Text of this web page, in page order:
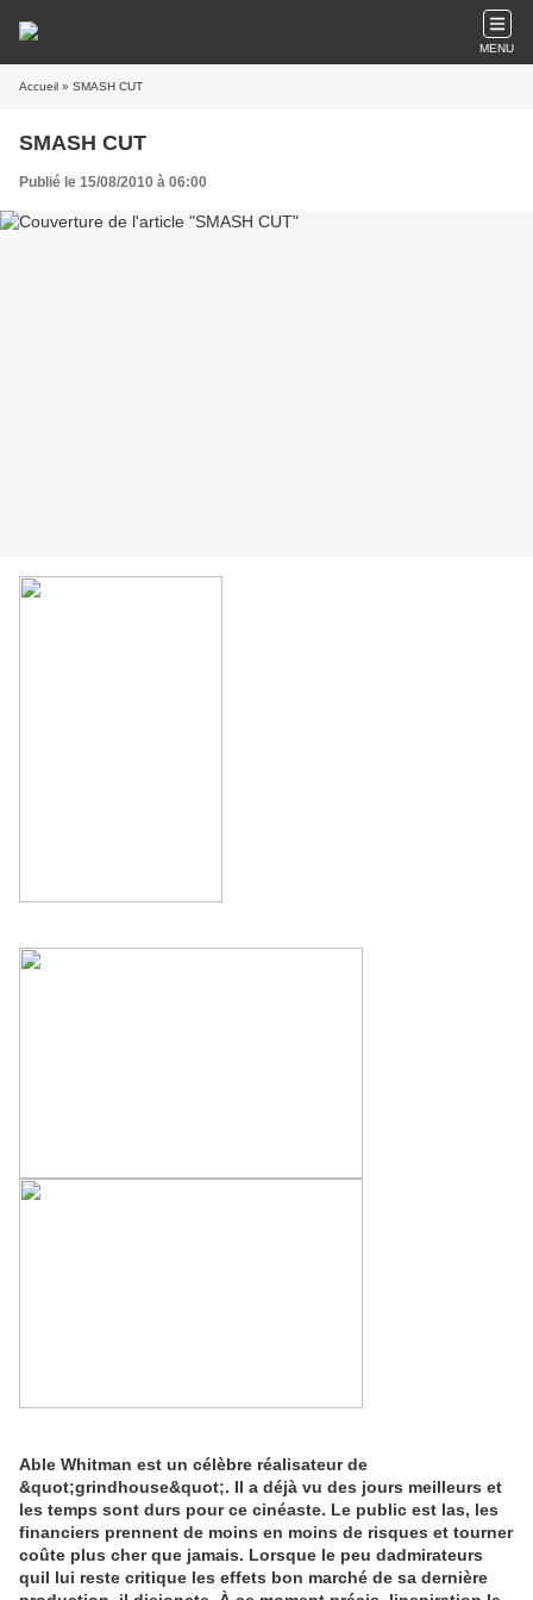
MENU
Accueil » SMASH CUT
SMASH CUT
Publié le 15/08/2010 à 06:00
Able Whitman est un célèbre réalisateur de
&quot;grindhouse&quot;. Il a déjà vu des jours meilleurs et
les temps sont durs pour ce cinéaste. Le public est las, les
financiers prennent de moins en moins de risques et tourner
coûte plus cher que jamais. Lorsque le peu dadmirateurs
quil lui reste critique les effets bon marché de sa dernière